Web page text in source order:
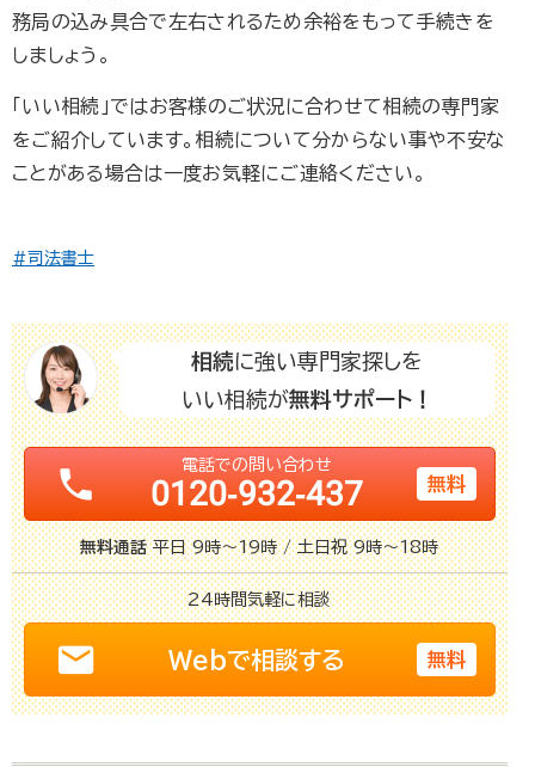
務局の込み具合で左右されるため余裕をもって手続きを
しましょう。
「いい相続」ではお客様のご状況に合わせて相続の専門家
をご紹介しています。相続について分からない事や不安な
ことがある場合は一度お気軽にご連絡ください。
#司法書士
相続に強い専門家探しを
いい相続が無料サポート！
phone 電話での問い合わせ
0120-932-437 無料
無料通話平日 9時～19時 / 土日祝 9時～18時
24時間気軽に相談
email Webで相談する 無料